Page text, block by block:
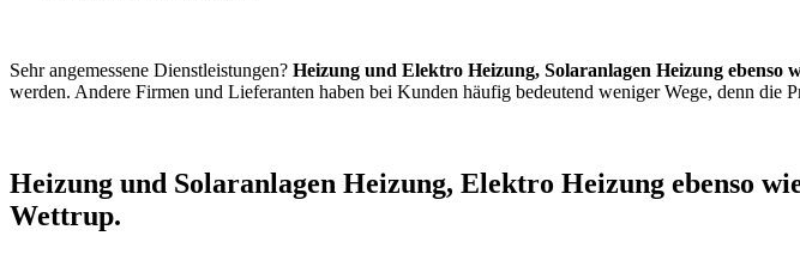
Sehr angemessene Dienstleistungen? Heizung und Elektro Heizung, Solaranlagen Heizung ebenso
werden. Andere Firmen und Lieferanten haben bei Kunden häufig bedeutend weniger Wege, denn die
Heizung und Solaranlagen Heizung, Elektro Heizung ebenso
Wettrup.